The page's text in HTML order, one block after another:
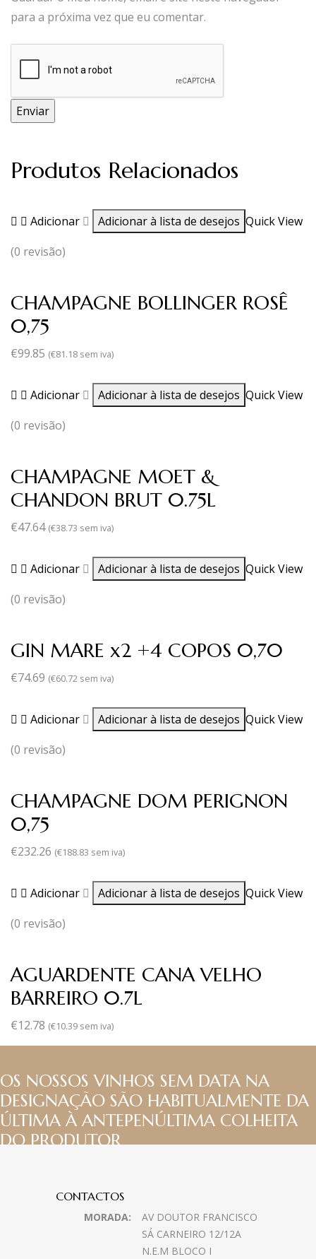
para a próxima vez que eu comentar.
Produtos Relacionados
Adicionar Adicionar à lista de desejos Quick View
(0 revisão)
CHAMPAGNE BOLLINGER ROSÊ
0,75
€99.85 (€81.18 sem iva)
Adicionar Adicionar à lista de desejos Quick View
(0 revisão)
CHAMPAGNE MOET &
CHANDON BRUT 0.75L
€47.64 (€38.73 sem iva)
Adicionar Adicionar à lista de desejos Quick View
(0 revisão)
GIN MARE x2 +4 COPOS 0,70
€74.69 (€60.72 sem iva)
Adicionar Adicionar à lista de desejos Quick View
(0 revisão)
CHAMPAGNE DOM PERIGNON
0,75
€232.26 (€188.83 sem iva)
Adicionar Adicionar à lista de desejos Quick View
(0 revisão)
AGUARDENTE CANA VELHO
BARREIRO 0.7L
€12.78 (€10.39 sem iva)
OS NOSSOS VINHOS SEM DATA NA
DESIGNAÇÃO SÃO HABITUALMENTE DA
ÚLTIMA À ANTEPENÚLTIMA COLHEITA
DO PRODUTOR
CONTACTOS
MORADA:
AV DOUTOR FRANCISCO
SÁ CARNEIRO 12/12A
N.E.M BLOCO I